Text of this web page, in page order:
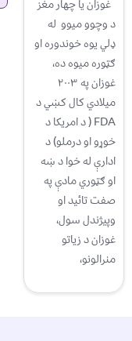
غوزان یا چهار مغز
د وچوو میوو له
ډلي یوه خوندوره او
ګټوره میوه ده،
غوزان په ۲۰۰۳
میلادي کال کښي د
FDA ( د امریکا د
خوړو او درملو) د
ادارې له خوا د ښه
او ګټوري مادې په
صفت تائید او
وپیژندل سول،
غوزان د زیاتو
منرالونو،